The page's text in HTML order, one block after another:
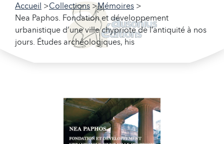
Accueil Collections
Mémoires
Nea Paphos. Fondation et développement
urbanistique d’une ville chypriote de l’antiquité à nos
jours. Études archéologiques, his